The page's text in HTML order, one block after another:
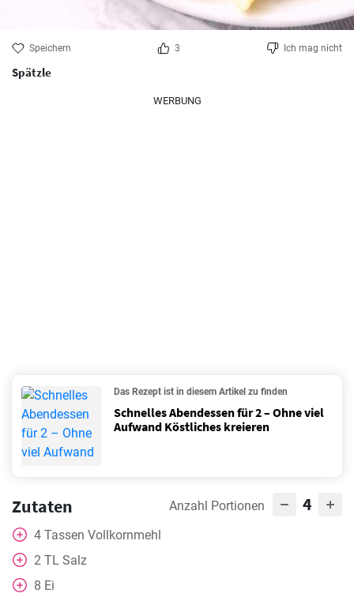
Speichern 3 Ich mag nicht
Spätzle
WERBUNG
Das Rezept ist in diesem Artikel zu finden
Schnelles Abendessen für 2 – Ohne viel
Aufwand Köstliches kreieren
Zutaten Anzahl Portionen 4
4 Tassen Vollkornmehl
2 TL Salz
8 Ei